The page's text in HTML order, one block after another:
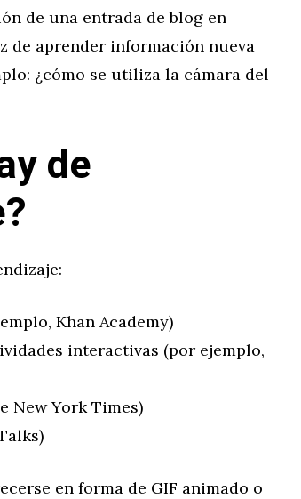
de una entrada de blog en
de aprender información nueva
¿cómo se utiliza la cámara del
de
Khan Academy)
interactivas (por ejemplo,
New York Times)
en forma de GIF animado o